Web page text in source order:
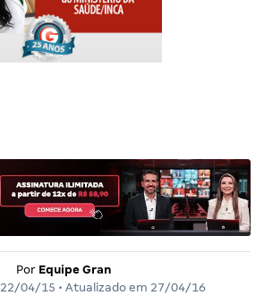
Por Equipe Gran
22/04/15 • Atualizado em 27/04/16